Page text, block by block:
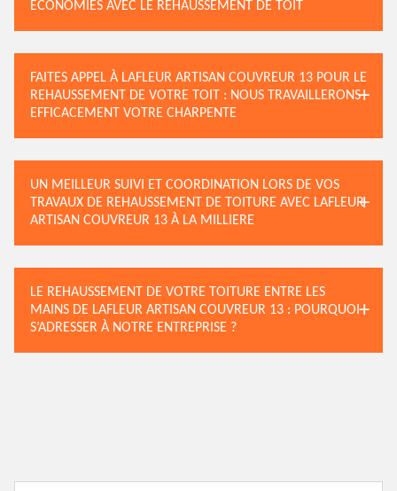
ÉCONOMIES AVEC LE REHAUSSEMENT DE TOIT
FAITES APPEL À LAFLEUR ARTISAN COUVREUR 13 POUR LE
REHAUSSEMENT DE VOTRE TOIT : NOUS TRAVAILLERONS
EFFICACEMENT VOTRE CHARPENTE
UN MEILLEUR SUIVI ET COORDINATION LORS DE VOS
TRAVAUX DE REHAUSSEMENT DE TOITURE AVEC LAFLEUR
ARTISAN COUVREUR 13 À LA MILLIERE
LE REHAUSSEMENT DE VOTRE TOITURE ENTRE LES
MAINS DE LAFLEUR ARTISAN COUVREUR 13 : POURQUOI
S’ADRESSER À NOTRE ENTREPRISE ?